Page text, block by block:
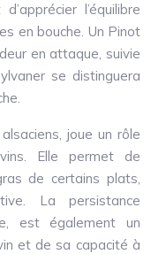
l’équilibre
en bouche. Un Pinot
en attaque, suivie
se distinguera
joue un rôle
Elle permet de
de certains plats,
La persistance
est également un
et de sa capacité à